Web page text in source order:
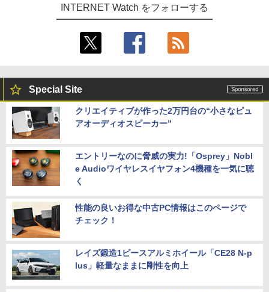
INTERNET Watch をフォローする
Special Site
クリエイティブが作った2万円台の“小さなピュ
アオーディオスピーカー”
エントリーなのに脅威の実力!「Osprey」Nobl
e Audioワイヤレスイヤフォン4機種を一気に聴
く
性能の良いお得な中古PC情報はこのページで
チェック！
レイズ鍛造1ピースアルミホイール「CE28 N-p
lus」軽量なままに剛性を向上